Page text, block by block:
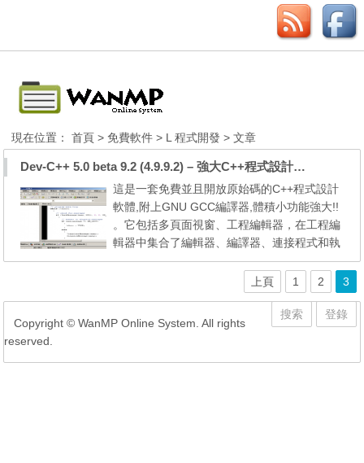
現在位置：首頁 >免費軟件 > L 程式開發 > 文章
Dev-C++ 5.0 beta 9.2 (4.9.9.2) – 強大C++程式設計軟體中文版
這是一套免費並且開放原始碼的C++程式設計
軟體,附上GNU GCC編譯器,體積小功能強大!!
。它包括多頁面視窗、工程編輯器，在工程編
輯器中集合了編輯器、編譯器、連接程式和執
行程式。也提供高亮度語法顯示的，以減少編
輯錯誤。 若要改成繁體中文的操作界面, 請依
下面的步驟操作 1. 輸入 ALT+T 2. 再輸入 V 3.
用滑點選第二個標籤 4. 這時候會看到一個 La
nguage 的選項, 選 Chinese(TW) 5. 用滑點選
上頁 1 2 3
搜索 登錄
Copyright © WanMP Online System. All rights
reserved.